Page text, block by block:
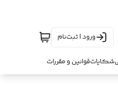
ورود | ثبت‌نام
شکایاتقوانین و مقررات